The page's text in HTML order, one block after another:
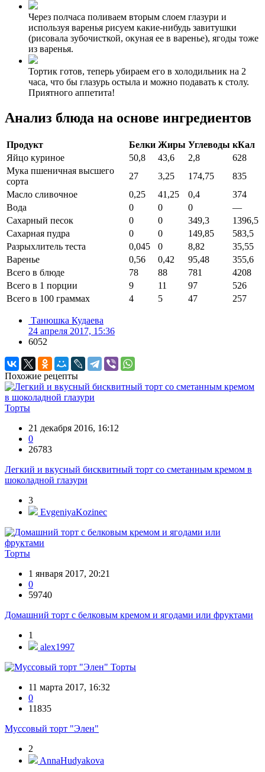
Через полчаса поливаем вторым слоем глазури и
используя варенья рисуем какие-нибудь завитушки
(рисовала зубочисткой, окуная ее в варенье), ягоды тоже
из варенья.
Тортик готов, теперь убираем его в холодильник на 2
часа, что бы глазурь остыла и можно подавать к столу.
Приятного аппетита!
Анализ блюда на основе ингредиентов
Продукт Белки Жиры Углеводы кКал
Яйцо куриное
50,8 43,6 2,8
628
Мука пшеничная высшего
сорта
27 3,25 174,75
835
Масло сливочное
0,25 41,25 0,4
374
Вода
0 0 0
—
Сахарный песок
0 0 349,3
1396,5
Сахарная пудра
0 0 149,85
583,5
Разрыхлитель теста
0,045 0 8,82
35,55
Варенье
0,56 0,42 95,48
355,6
Всего в блюде
78 88 781
4208
Всего в 1 порции
9 11 97
526
Всего в 100 граммах
4 5 47 257
Танюшка Кудаева
24 апреля 2017, 15:36
6052
Похожие рецепты
Торты
21 декабря 2016, 16:12
0
26783
Легкий и вкусный бисквитный торт со сметанным кремом в
шоколадной глазури
3
EvgeniyaKozinec
Торты
1 января 2017, 20:21
0
59740
Домашний торт с белковым кремом и ягодами или фруктами
1
alex1997
Торты
11 марта 2017, 16:32
0
11835
Муссовый торт "Элен"
2
AnnaHudyakova